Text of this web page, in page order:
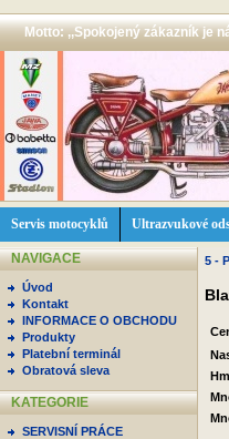
Motto: ,,Spokojený zákazník je
Servis motocyklů Ultrazvukové
NAVIGACE
Úvod
Kontakt
INFORMACE O OBCHODU
Produkty
Platební terminál
Obratová sleva
KATEGORIE
SERVISNÍ PRÁCE
5 -